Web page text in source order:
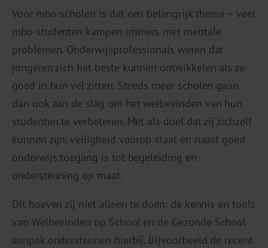
Voor mbo-scholen is dat een belangrijk thema – veel
mbo-studenten kampen immers met mentale
problemen. Onderwijsprofessionals weten dat
jongeren zich het beste kunnen ontwikkelen als ze
goed in hun vel zitten. Steeds meer scholen gaan
dan ook aan de slag om het welbevinden van hun
studenten te verbeteren. Met als doel dat zij zichzelf
kunnen zijn, veiligheid voorop staat en naast goed
onderwijs toegang is tot begeleiding en
ondersteuning op maat.
Dit hoeven zij niet alleen te doen: de kennis en tools
van Welbevinden op School en de Gezonde School-
aanpak ondersteunen hierbij. Bijvoorbeeld de recent